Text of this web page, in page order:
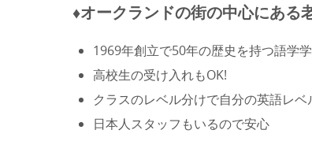
♦オークランドの街の中心にある
1969年創立で50年の歴史を持つ語学
高校生の受け入れもOK!
クラスのレベル分けで自分の英語レベ
日本人スタッフもいるので安心